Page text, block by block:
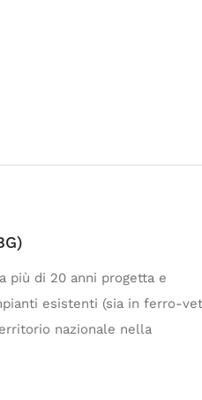
più di 20 anni progetta e
esistenti (sia in ferro-
nazionale nella